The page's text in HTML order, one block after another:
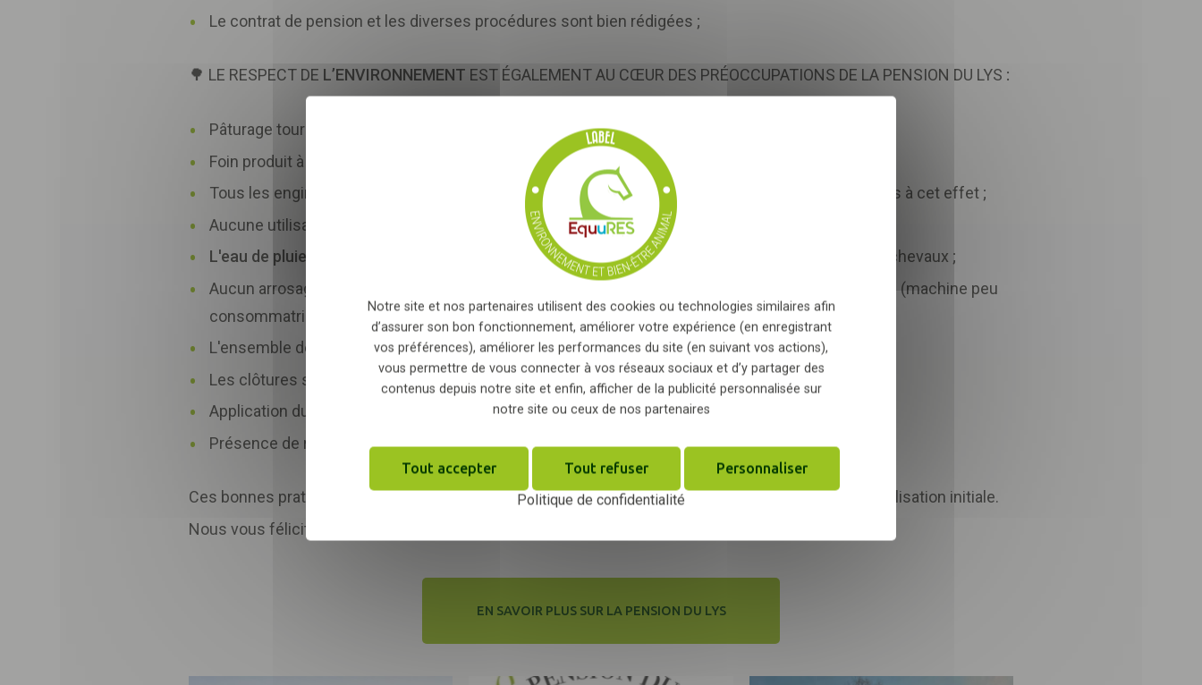
Le contrat de pension et les diverses procédures sont bien rédigées ;
🌳 LE RESPECT DE L’ENVIRONNEMENT EST ÉGALEMENT AU CŒUR DES PRÉOCCUPATIONS DE LA PENSION DU LYS :
Pâturage tournant afin d'éviter le
Foin produit à proximité sur l'exploitation de Benjamin ;
Tous les engins et véhicules sont entretenus sur l'exploitation de Benjamin, sur des aires prévues à cet effet ;
Aucune utilisation de l'eau de ville ;
L'eau de pluie est récupérée sur l'ensemble des cabanes et estutilisée
pour l'abreuvement des chevaux ;
Aucun arrosage des espaces verts et utilisation d'une My Groom pour le lavage des équipements (machine peu
consommatrice en eau) ;
L'ensemble de l'éclairage est en LED ;
Les clôtures sont alimentées grâce à des panneaux photovoltaïques;
Application du principe zérophyto sur l'ensemble de la structure ;
Présence de ruches et hôtels à insectes sur site ;
Ces bonnes pratiques permettent à la Pension du Lys d'atteindre l'échelon engagement pour la labellisation initiale.
Nous vous félicitons pour le travail mis en place !
EN SAVOIR PLUS SUR LA PENSION DU LYS
En envoyant le formulaire, vous acceptez que les informations saisies soient exploitées dans le cadre de la
relation commerciale qui peut en découler
TÉLÉCHARGER
Notre site et nos partenaires utilisent des cookies ou technologies similaires afin
d’assurer son bon fonctionnement, améliorer votre expérience (en enregistrant
vos préférences), améliorer les performances du site (en suivant vos actions),
vous permettre de vous connecter à vos réseaux sociaux et d’y partager des
contenus depuis notre site et enfin, afficher de la publicité personnalisée sur
notre site ou ceux de nos partenaires
Tout accepter Tout refuser Personnaliser
Politique de confidentialité